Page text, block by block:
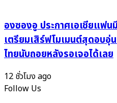
องซองอู ประกาศเอเชียแฟ
เตรียมเสิร์ฟโมเมนต์สุดอบอุ่
ไทยนับถอยหลังรอเจอได้เลย
12 ชั่วโมง ago
Follow Us